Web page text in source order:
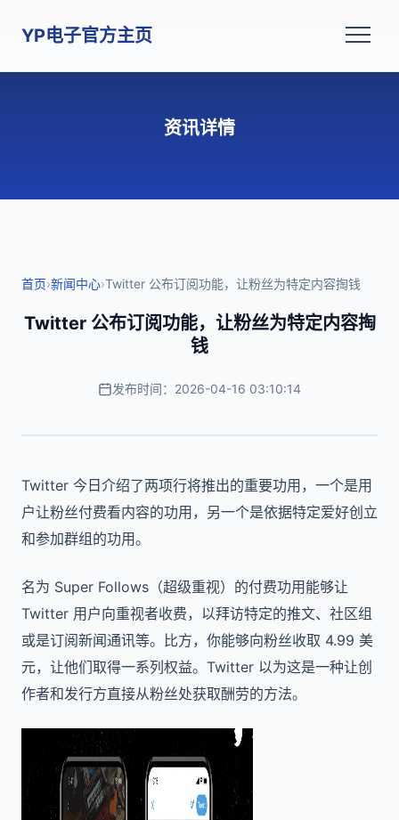
YP电子官方主页
资讯详情
首页›新闻中心›Twitter 公布订阅功能，让粉丝为特定内容掏钱
Twitter 公布订阅功能，让粉丝为特定内容掏
钱
发布时间：2026-04-16 03:10:14
Twitter 今日介绍了两项行将推出的重要功用，一个是用
户让粉丝付费看内容的功用，另一个是依据特定爱好创立
和参加群组的功用。
名为 Super Follows（超级重视）的付费功用能够让
Twitter 用户向重视者收费，以拜访特定的推文、社区组
或是订阅新闻通讯等。比方，你能够向粉丝收取 4.99 美
元，让他们取得一系列权益。Twitter 以为这是一种让创
作者和发行方直接从粉丝处获取酬劳的方法。